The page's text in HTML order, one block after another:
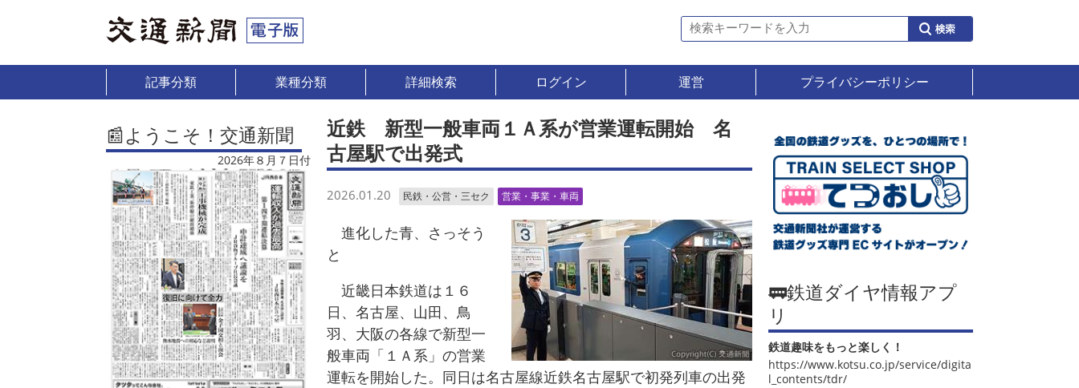
記事分類 業種分類 詳細検索 ログイン 運営 プライバシーポリシー
📰ようこそ！交通新聞
2026年８月７日付
近鉄 新型一般車両１Ａ系が営業運転開始 名
古屋駅で出発式
2026.01.20 民鉄・公営・三セク 営業・事業・車両
進化した青、さっそう
と
近畿日本鉄道は１６
日、名古屋、山田、鳥
羽、大阪の各線で新型一
般車両「１Ａ系」の営業
運転を開始した。同日は名古屋線近鉄名古屋駅で初発列車の出発
🚃鉄道ダイヤ情報アプ
リ
鉄道趣味をもっと楽しく！
https://www.kotsu.co.jp/service/digita
l_contents/tdr/